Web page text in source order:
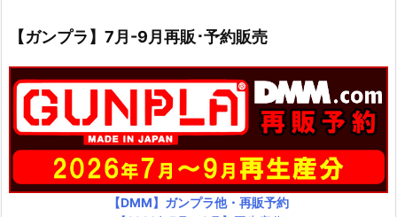
【ガンプラ】7月-9月再販･予約販売
【DMM】ガンプラ他・再販予約